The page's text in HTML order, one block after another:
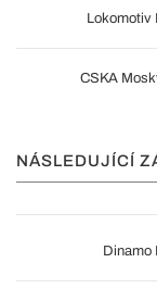
Lokomotiv
CSKA
NÁSLEDUJÍCÍ
Dinamo